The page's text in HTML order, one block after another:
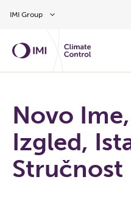
IMI Group
Novo
Izgled,
Stručnost